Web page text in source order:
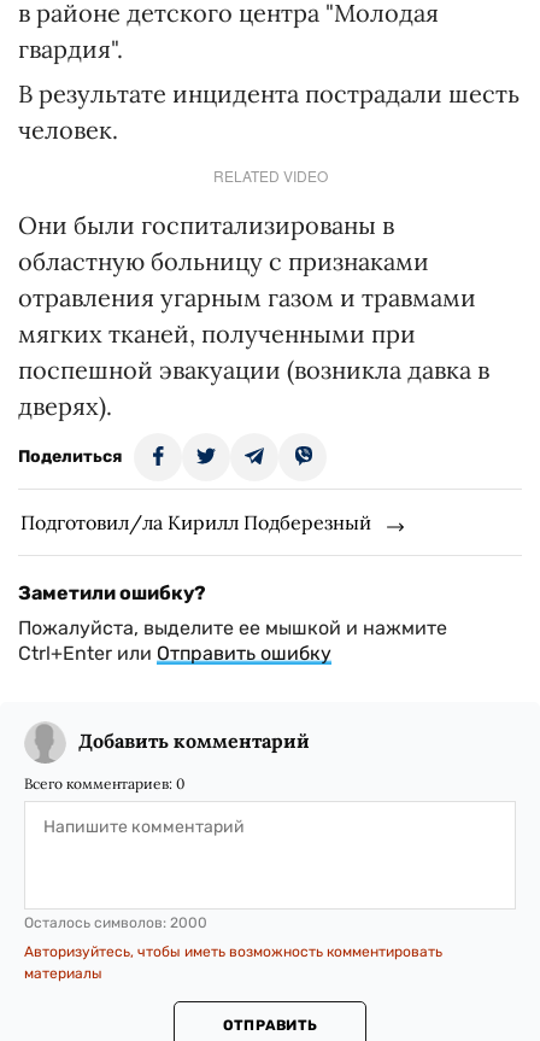
в районе детского центра "Молодая
гвардия".
В результате инцидента пострадали шесть
человек.
RELATED VIDEO
Они были госпитализированы в
областную больницу с признаками
отравления угарным газом и травмами
мягких тканей, полученными при
поспешной эвакуации (возникла давка в
дверях).
Поделиться
Подготовил/ла Кирилл Подберезный
Заметили ошибку?
Пожалуйста, выделите ее мышкой и нажмите
Ctrl+Enter или Отправить ошибку
Добавить комментарий
Всего комментариев: 0
Осталось символов: 2000
Авторизуйтесь, чтобы иметь возможность комментировать
материалы
ОТПРАВИТЬ